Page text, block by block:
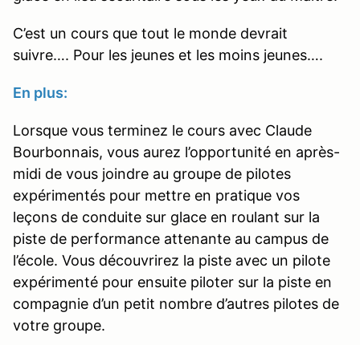
C’est un cours que tout le monde devrait
suivre…. Pour les jeunes et les moins jeunes….
En plus:
Lorsque vous terminez le cours avec Claude
Bourbonnais, vous aurez l’opportunité en après-
midi de vous joindre au groupe de pilotes
expérimentés pour mettre en pratique vos
leçons de conduite sur glace en roulant sur la
piste de performance attenante au campus de
l’école. Vous découvrirez la piste avec un pilote
expérimenté pour ensuite piloter sur la piste en
compagnie d’un petit nombre d’autres pilotes de
votre groupe.